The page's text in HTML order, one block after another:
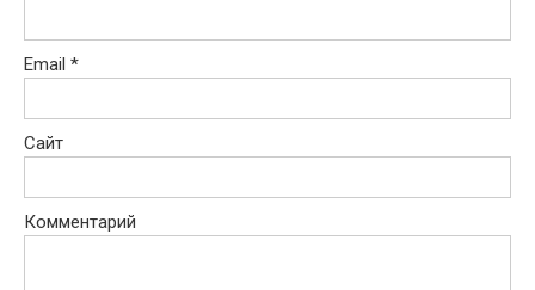
Email *
Сайт
Комментарий